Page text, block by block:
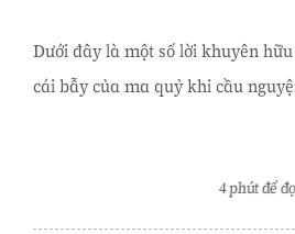
Dưới đây là một số lời khuyên
cái bẫy của ma quỷ khi cầu
4 phút để